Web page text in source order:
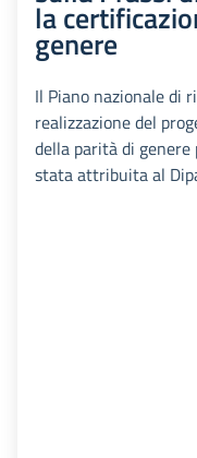
la
genere
Il Piano nazionale di
realizzazione del
della parità di
stata attribuita al